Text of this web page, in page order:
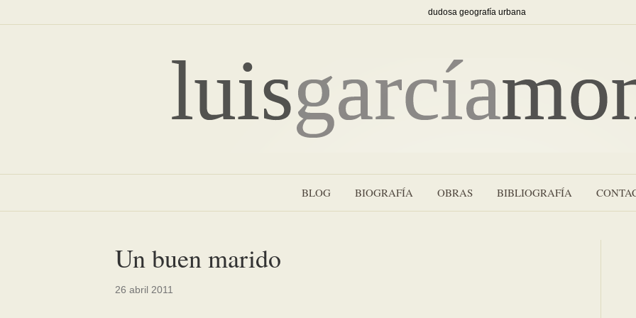
dudosa geografía urbana
BLOG BIOGRAFÍA OBRAS BIBLIOGRAFÍA
Un buen marido
26 abril 2011